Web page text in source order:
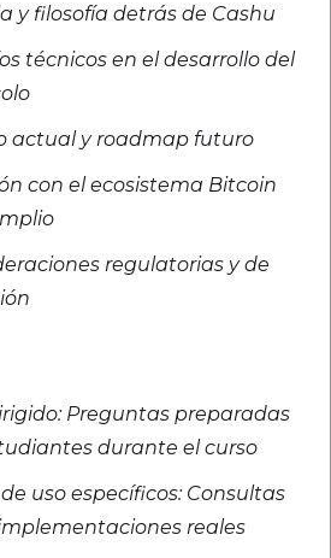
y filosofía detrás de Cashu
técnicos en el desarrollo del
actual y roadmap futuro
con el ecosistema Bitcoin
regulatorias y de
Preguntas preparadas
durante el curso
uso específicos: Consultas
reales